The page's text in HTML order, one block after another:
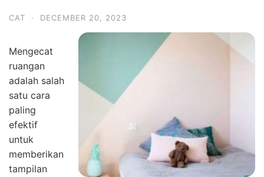
CAT · DECEMBER 20, 2023
Mengecat
ruangan
adalah salah
satu cara
paling
efektif
untuk
memberikan
tampilan